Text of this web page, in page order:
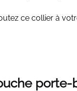
ce collier à
porte-